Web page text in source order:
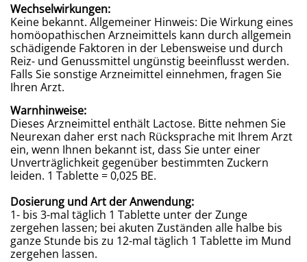
Wechselwirkungen:
Keine bekannt. Allgemeiner Hinweis: Die Wirkung eines
homöopathischen Arzneimittels kann durch allgemein
schädigende Faktoren in der Lebensweise und durch
Reiz- und Genussmittel ungünstig beeinflusst werden.
Falls Sie sonstige Arzneimittel einnehmen, fragen Sie
Ihren Arzt.
Warnhinweise:
Dieses Arzneimittel enthält Lactose. Bitte nehmen Sie
Neurexan daher erst nach Rücksprache mit Ihrem Arzt
ein, wenn Ihnen bekannt ist, dass Sie unter einer
Unverträglichkeit gegenüber bestimmten Zuckern
leiden. 1 Tablette = 0,025 BE.
Dosierung und Art der Anwendung:
1- bis 3-mal täglich 1 Tablette unter der Zunge
zergehen lassen; bei akuten Zuständen alle halbe bis
ganze Stunde bis zu 12-mal täglich 1 Tablette im Mund
zergehen lassen.